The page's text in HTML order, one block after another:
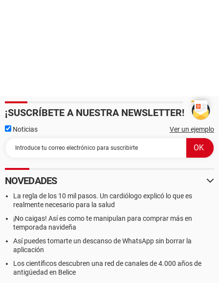
¡SUSCRÍBETE A NUESTRA NEWSLETTER!
Noticias Ver un ejemplo
NOVEDADES
La regla de los 10 mil pasos. Un cardiólogo explicó lo que es
realmente necesario para la salud
¡No caigas! Así es como te manipulan para comprar más en
temporada navideña
Así puedes tomarte un descanso de WhatsApp sin borrar la
aplicación
Los científicos descubren una red de canales de 4.000 años de
antigüedad en Belice